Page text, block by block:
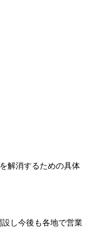
解消するための具体
し今後も各地で営業